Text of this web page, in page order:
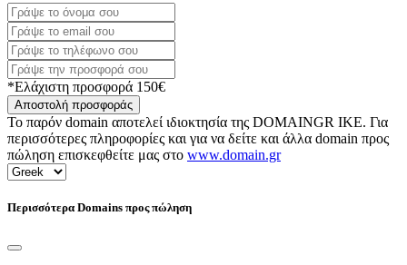
*Ελάχιστη προσφορά 150€
Αποστολή προσφοράς
Το παρόν domain αποτελεί ιδιοκτησία της DOMAINGR ΙΚΕ. Για
περισσότερες πληροφορίες και για να δείτε και άλλα domain προς
πώληση επισκεφθείτε μας στο www.domain.gr
Περισσότερα Domains προς πώληση